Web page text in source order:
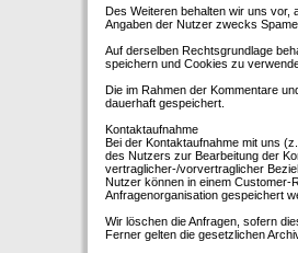
Des Weiteren behalten wir uns vor,
Angaben der Nutzer zwecks
Auf derselben Rechtsgrundlage
speichern und Cookies zu
Die im Rahmen der Kommentare
dauerhaft gespeichert.
Kontaktaufnahme
Bei der Kontaktaufnahme mit uns
des Nutzers zur Bearbeitung der
vertraglicher-/vorvertraglicher
Nutzer können in einem Customer-
Anfragenorganisation gespeichert
Wir löschen die Anfragen, sofern
Ferner gelten die gesetzlichen